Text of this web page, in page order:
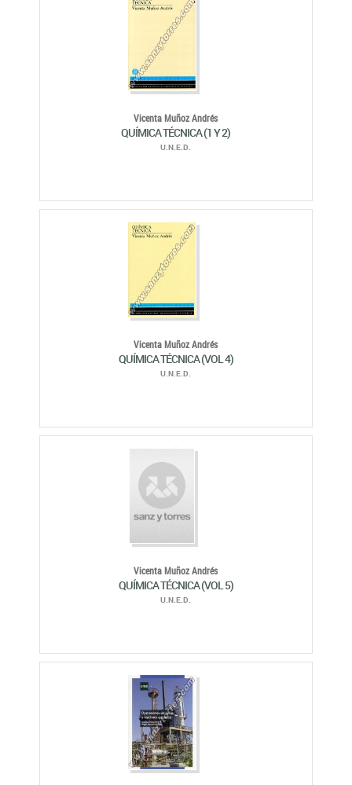
Vicenta Muñoz Andrés
QUÍMICA TÉCNICA (1 Y 2)
U.N.E.D.
Vicenta Muñoz Andrés
QUÍMICA TÉCNICA (VOL 4)
U.N.E.D.
Vicenta Muñoz Andrés
QUÍMICA TÉCNICA (VOL 5)
U.N.E.D.